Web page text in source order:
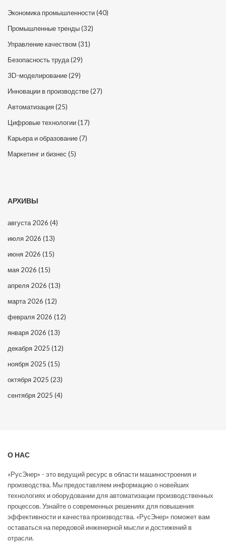
Экономика промышленности(40)
Промышленные тренды(32)
Управление качеством (31)
Безопасность труда(29)
3D-моделирование(29)
Инновации в производстве(27)
Автоматизация(25)
Цифровые технологии(17)
Карьера и образование(7)
Маркетинг и бизнес (5)
АРХИВЫ
августа 2026 (4)
июля 2026 (13)
июня 2026 (15)
мая 2026 (15)
апреля 2026 (13)
марта 2026 (12)
февраля 2026 (12)
января 2026 (13)
декабря 2025 (12)
ноября 2025 (15)
октября 2025 (23)
сентября 2025 (4)
О НАС
«РусЭнер» - это ведущий ресурс в области машиностроения и
производства. Мы предоставляем информацию о новейших
технологиях и оборудовании для автоматизации производственных
процессов. Узнайте о современных решениях для повышения
эффективности и качества производства. «РусЭнер» поможет вам
оставаться на передовой инженерной мысли и достижений в
отрасли.